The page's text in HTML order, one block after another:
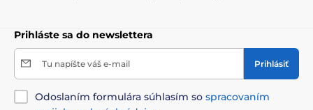
Prihláste sa do newslettera
Tu napíšte váš e-mail Prihlásiť
Odoslaním formulára súhlasím so spracovaním